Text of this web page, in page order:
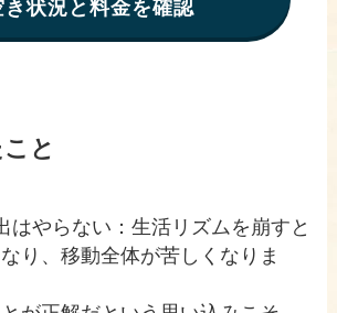
き状況と料金を確認
と
はやらない：生活リズムを崩すと
り、移動全体が苦しくなりま